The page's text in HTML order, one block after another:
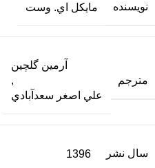
نویسنده مايكل اي. وست
مترجم
آرمين گلچين
,
علي اصغر سعدآبادي
سال نشر 1396